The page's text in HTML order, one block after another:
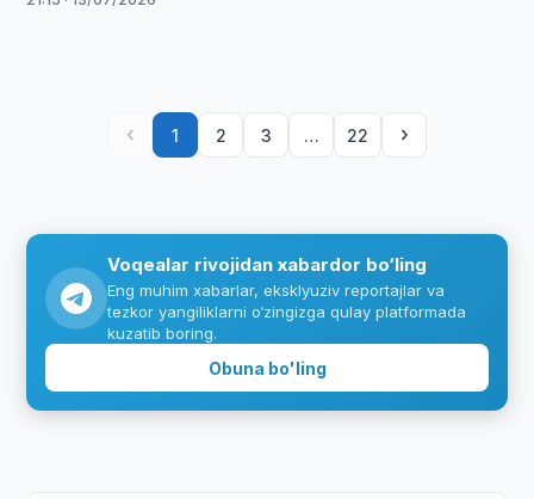
qo‘shilish istiqbollariga bag‘ishlangan …
‹ 1 2 3 … 22 ›
Voqealar rivojidan xabardor bo‘ling
Eng muhim xabarlar, eksklyuziv reportajlar va
tezkor yangiliklarni o‘zingizga qulay platformada
kuzatib boring.
Obuna bo'ling